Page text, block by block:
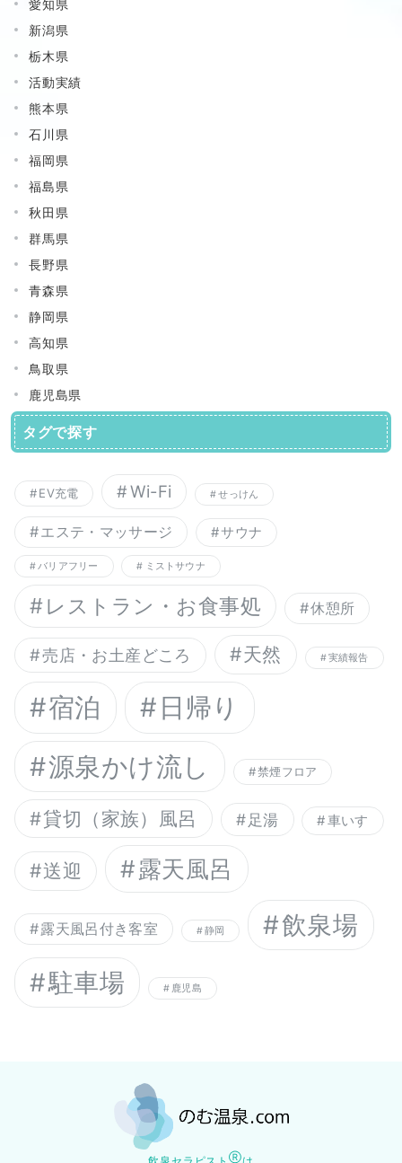
愛知県
新潟県
栃木県
活動実績
熊本県
石川県
福岡県
福島県
秋田県
群馬県
長野県
青森県
静岡県
高知県
鳥取県
鹿児島県
タグで探す
EV充電 Wi-Fi せっけん
エステ・マッサージ サウナ
バリアフリー ミストサウナ
レストラン・お食事処 休憩所
売店・お土産どころ 天然 実績報告
宿泊
日帰り
源泉かけ流し
禁煙フロア
貸切（家族）風呂 足湯 車いす
送迎 露天風呂
露天風呂付き客室 静岡
飲泉場
駐車場
鹿児島
Ⓡ